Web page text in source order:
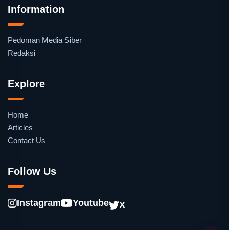
Information
Pedoman Media Siber
Redaksi
Explore
Home
Articles
Contact Us
Follow Us
Instagram Youtube X